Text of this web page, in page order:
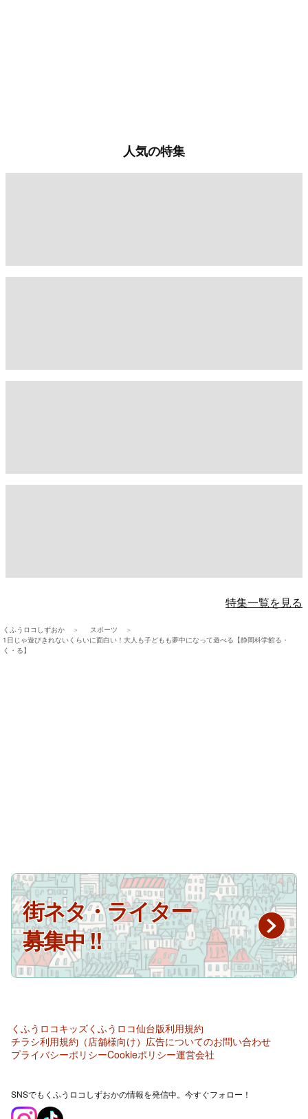
人気の特集
特集一覧を見る
くふうロコしずおか
スポーツ
1日じゃ遊びきれないくらいに面白い！大人も子どもも夢中になって遊べる【静岡科学館る・
く・る】
街ネタ・ライター
募集中 !!
くふうロコキッズくふうロコ仙台版利用規約
チラシ利用規約（店舗様向け） 広告についてのお問い合わせ
プライバシーポリシーCookieポリシー運営会社
SNSでもくふうロコしずおかの情報を発信中。今すぐフォロー！